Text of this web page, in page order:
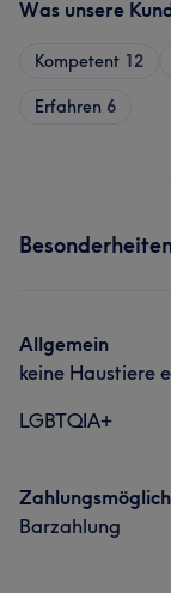
Was unsere
Kompetent 12
Erfahren 6
Allgemein
keine Haustiere
LGBTQIA+
Barzahlung